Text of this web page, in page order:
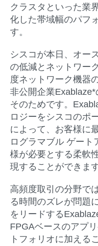
クラスタといった業
化した帯域幅のパフ
す。
シスコが本日、オー
の低減とネットワー
度ネットワーク機器
非公開企業
そのためです。
ロジーをシスコのポ
によって、お客様に
ログラマブル ゲート
様が必要とする柔軟
現することができます
高頻度取引の分野で
る時間のズレが問題
をリードする
FPGAベースのアプ
トフォリオに加える